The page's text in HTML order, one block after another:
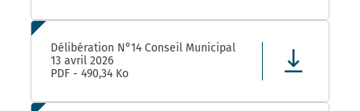
Délibération N°14 Conseil Municipal
13 avril 2026
PDF - 490,34 Ko